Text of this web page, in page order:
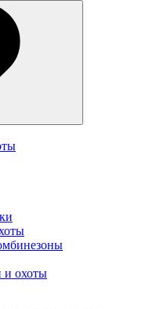
и охоты